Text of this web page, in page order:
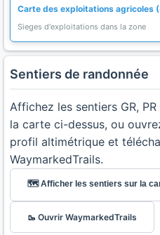
Carte des exploitations agricoles
Sieges d'exploitations dans la zone
Sentiers de randonnée
Affichez les sentiers GR,
la carte ci-dessus, ou
profil altimétrique et
WaymarkedTrails.
🗺️ Afficher les sentiers sur la
🥾 Ouvrir WaymarkedTrails